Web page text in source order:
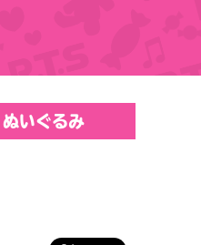
ぬいぐるみ